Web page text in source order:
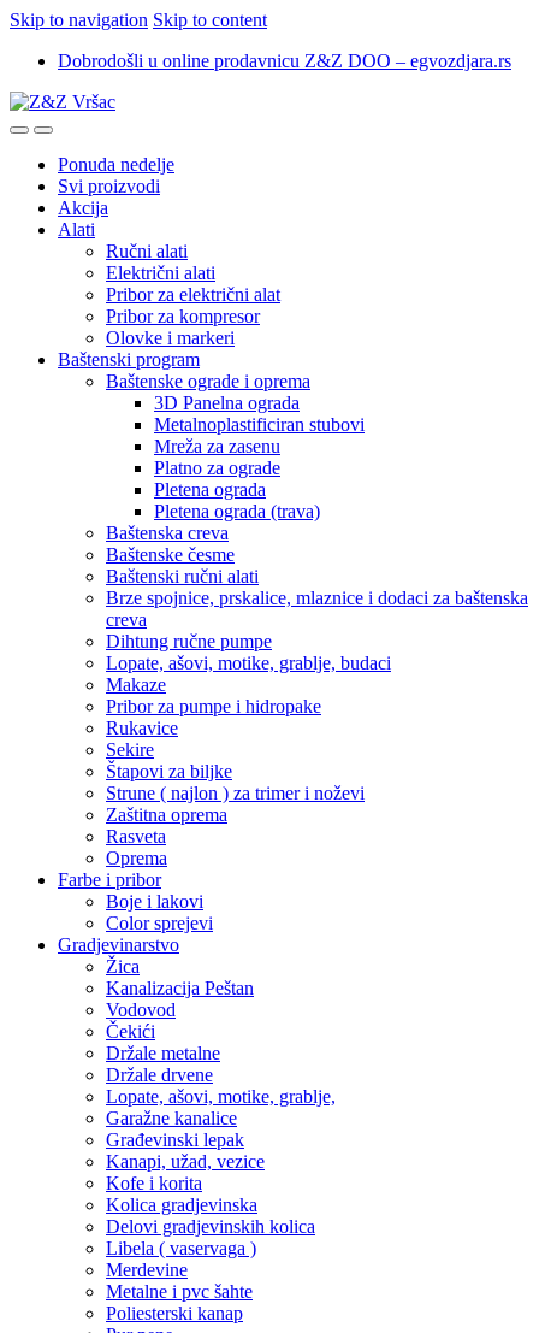
Skip to navigation Skip to content
Dobrodošli u online prodavnicu Z&Z DOO – egvozdjara.rs
Ponuda nedelje
Svi proizvodi
Akcija
Alati
Ručni alati
Električni alati
Pribor za električni alat
Pribor za kompresor
Olovke i markeri
Baštenski program
Baštenske ograde i oprema
3D Panelna ograda
Metalnoplastificiran stubovi
Mreža za zasenu
Platno za ograde
Pletena ograda
Pletena ograda (trava)
Baštenska creva
Baštenske česme
Baštenski ručni alati
Brze spojnice, prskalice, mlaznice i dodaci za baštenska
creva
Dihtung ručne pumpe
Lopate, ašovi, motike, grablje, budaci
Makaze
Pribor za pumpe i hidropake
Rukavice
Sekire
Štapovi za biljke
Strune ( najlon ) za trimer i noževi
Zaštitna oprema
Rasveta
Oprema
Farbe i pribor
Boje i lakovi
Color sprejevi
Gradjevinarstvo
Žica
Kanalizacija Peštan
Vodovod
Čekići
Držale metalne
Držale drvene
Lopate, ašovi, motike, grablje,
Garažne kanalice
Građevinski lepak
Kanapi, užad, vezice
Kofe i korita
Kolica gradjevinska
Delovi gradjevinskih kolica
Libela ( vaservaga )
Merdevine
Metalne i pvc šahte
Poliesterski kanap